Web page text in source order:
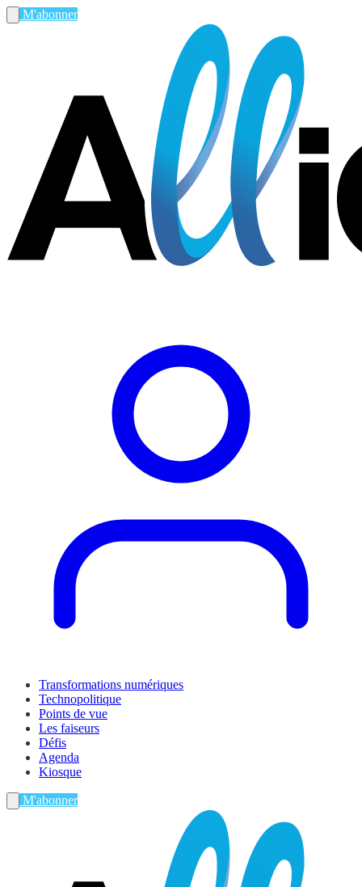
M'abonner
Transformations numériques
Technopolitique
Points de vue
Les faiseurs
Défis
Agenda
Kiosque
M'abonner